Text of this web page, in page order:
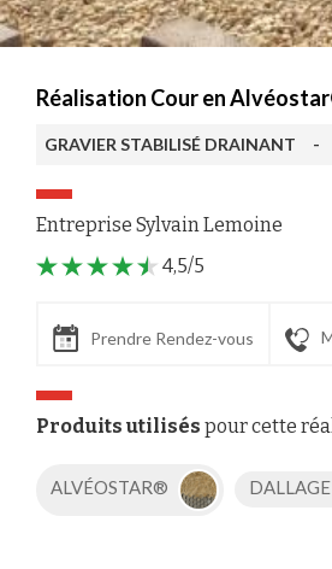
Réalisation Cour en
GRAVIER STABILISÉ DRAINANT -
Entreprise Sylvain Lemoine
4,5/5
Prendre Rendez-vous
Produits utilisés pour cette
ALVÉOSTAR®